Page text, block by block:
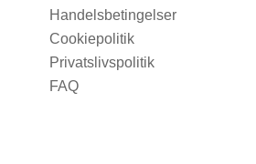
Handelsbetingelser
Cookiepolitik
Privatslivspolitik
FAQ